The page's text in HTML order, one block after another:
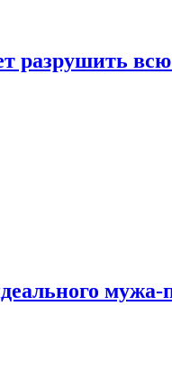
разрушить
мужа-